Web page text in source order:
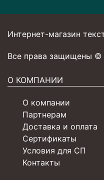
Интернет-магазин
Все права защищены ©
О КОМПАНИИ
О компании
Партнерам
Доставка и оплата
Сертификаты
Условия для СП
Контакты